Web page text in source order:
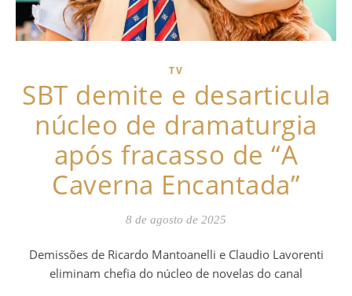
TV
SBT demite e desarticula
núcleo de dramaturgia
após fracasso de “A
Caverna Encantada”
8 de agosto de 2025
Demissões de Ricardo Mantoanelli e Claudio Lavorenti
eliminam chefia do núcleo de novelas do canal